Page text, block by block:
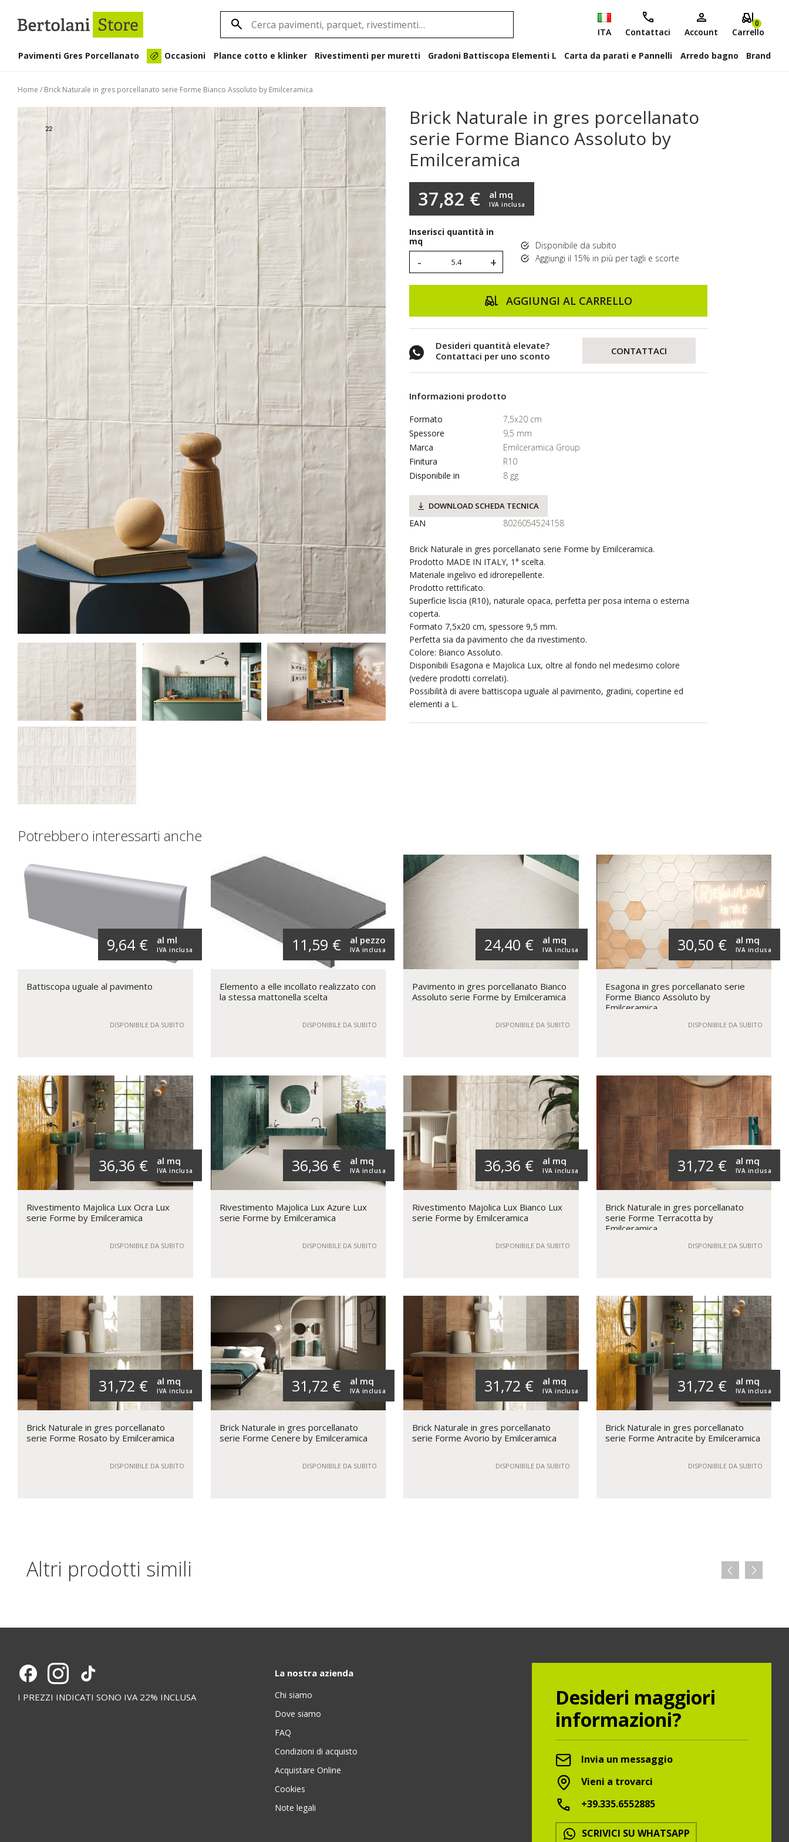
ITA Contattaci Account
0
Carrello
Pavimenti Gres Porcellanato Occasioni Plance cotto e klinker Rivestimenti per muretti Gradoni Battiscopa Elementi L Carta da parati e Pannelli Arredo bagno Brand
Home / Brick Naturale in gres porcellanato serie Forme Bianco Assoluto by Emilceramica
Brick Naturale in gres porcellanato
serie Forme Bianco Assoluto by
Emilceramica
37,82 € IVA inclusa
al mq
Inserisci quantità in
mq
- +
Disponibile da subito
Aggiungi il 15% in più per tagli e scorte
AGGIUNGI AL CARRELLO
Desideri quantità elevate?
Contattaci per uno sconto
CONTATTACI
Informazioni prodotto
Formato
7,5x20 cm
Spessore
9,5 mm
Marca
Emilceramica Group
Finitura
R10
Disponibile in
8 gg
DOWNLOAD SCHEDA TECNICA
EAN 8026054524158
Brick Naturale in gres porcellanato serie Forme by Emilceramica.
Prodotto MADE IN ITALY, 1° scelta.
Materiale ingelivo ed idrorepellente.
Prodotto rettificato.
Superficie liscia (R10), naturale opaca, perfetta per posa interna o esterna
coperta.
Formato 7,5x20 cm, spessore 9,5 mm.
Perfetta sia da pavimento che da rivestimento.
Colore: Bianco Assoluto.
Disponibili Esagona e Majolica Lux, oltre al fondo nel medesimo colore
(vedere prodotti correlati).
Possibilità di avere battiscopa uguale al pavimento, gradini, copertine ed
elementi a L.
Potrebbero interessarti anche
9,64 € IVA inclusa
al ml
Battiscopa uguale al pavimento
DISPONIBILE DA SUBITO
11,59 € IVA inclusa
al pezzo
Elemento a elle incollato realizzato con
la stessa mattonella scelta
DISPONIBILE DA SUBITO
24,40 € IVA inclusa
al mq
Pavimento in gres porcellanato Bianco
Assoluto serie Forme by Emilceramica
DISPONIBILE DA SUBITO
30,50 € IVA inclusa
al mq
Esagona in gres porcellanato serie
Forme Bianco Assoluto by
Emilceramica
DISPONIBILE DA SUBITO
36,36 € IVA inclusa
al mq
Rivestimento Majolica Lux Ocra Lux
serie Forme by Emilceramica
DISPONIBILE DA SUBITO
36,36 € IVA inclusa
al mq
Rivestimento Majolica Lux Azure Lux
serie Forme by Emilceramica
DISPONIBILE DA SUBITO
36,36 € IVA inclusa
al mq
Rivestimento Majolica Lux Bianco Lux
serie Forme by Emilceramica
DISPONIBILE DA SUBITO
31,72 € IVA inclusa
al mq
Brick Naturale in gres porcellanato
serie Forme Terracotta by
Emilceramica
DISPONIBILE DA SUBITO
31,72 € IVA inclusa
al mq
Brick Naturale in gres porcellanato
serie Forme Rosato by Emilceramica
DISPONIBILE DA SUBITO
31,72 € IVA inclusa
al mq
Brick Naturale in gres porcellanato
serie Forme Cenere by Emilceramica
DISPONIBILE DA SUBITO
31,72 € IVA inclusa
al mq
Brick Naturale in gres porcellanato
serie Forme Avorio by Emilceramica
DISPONIBILE DA SUBITO
31,72 € IVA inclusa
al mq
Brick Naturale in gres porcellanato
serie Forme Antracite by Emilceramica
DISPONIBILE DA SUBITO
Altri prodotti simili
I PREZZI INDICATI SONO IVA 22% INCLUSA
La nostra azienda
Chi siamo
Dove siamo
FAQ
Condizioni di acquisto
Acquistare Online
Cookies
Note legali
Desideri maggiori
informazioni?
Invia un messaggio
Vieni a trovarci
+39.335.6552885
SCRIVICI SU WHATSAPP